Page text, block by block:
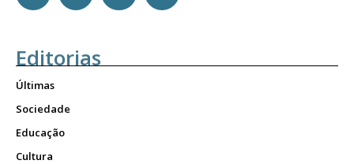
Editorias
Últimas
Sociedade
Educação
Cultura